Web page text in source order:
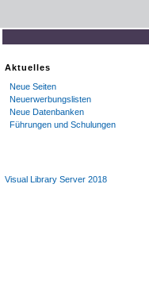
Aktuelles
Neue Seiten
Neuerwerbungslisten
Neue Datenbanken
Führungen und Schulungen
Visual Library Server 2018